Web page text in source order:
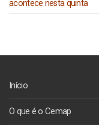
acontece nesta quinta
Início
O que é o Cemap